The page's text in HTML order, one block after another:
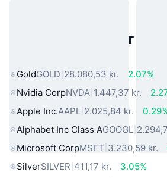
Populære aktiver fra
GoldGOLD 28.080,53 kr.
2.07%
Nvidia CorpNVDA 1.447,37 kr.
Apple Inc.AAPL 2.025,84 kr.
Alphabet Inc Class AGOOGL
Microsoft CorpMSFT 3.230,59 kr.
SilverSILVER 411,17 kr.
3.05%